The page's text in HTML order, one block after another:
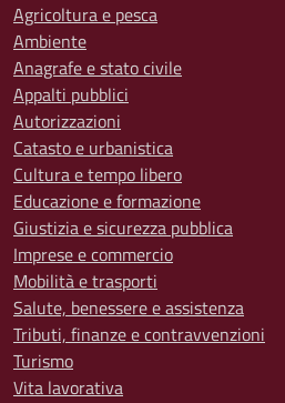
Agricoltura e pesca
Ambiente
Anagrafe e stato civile
Appalti pubblici
Autorizzazioni
Catasto e urbanistica
Cultura e tempo libero
Educazione e formazione
Giustizia e sicurezza pubblica
Imprese e commercio
Mobilità e trasporti
Salute, benessere e assistenza
Tributi, finanze e contravvenzioni
Turismo
Vita lavorativa